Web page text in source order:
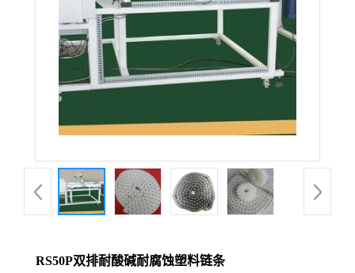
RS50P双排耐酸碱耐腐蚀塑料链条